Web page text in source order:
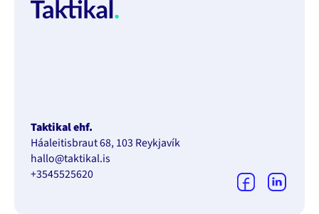
Taktikal ehf.
Háaleitisbraut 68, 103 Reykjavík
hallo@taktikal.is
+3545525620